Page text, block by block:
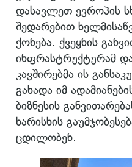
დასავლეთ ევროპის
შედარებით
ქონება. ქვეყნის
ინფრასტრუქტურამ
კავშირებმა ის
გახადა იმ
ბიზნესის
ხარისხის
ცდილობენ.